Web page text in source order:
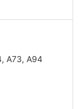
A73, A94